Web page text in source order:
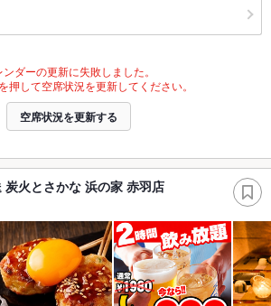
ンダーの更新に失敗しました。
押して空席状況を更新してください。
空席状況を更新する
炭火とさかな 浜の家 赤羽店